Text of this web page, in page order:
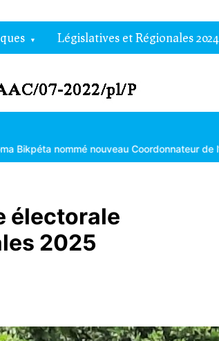
Législatives et Régionales 2024
Coordonnateur de l’Agropole de Kara
électorale
2025